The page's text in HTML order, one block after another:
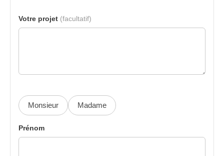
Votre projet (facultatif)
Monsieur Madame
Prénom